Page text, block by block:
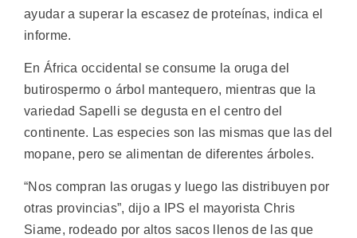
ayudar a superar la escasez de proteínas, indica el
informe.
En África occidental se consume la oruga del
butirospermo o árbol mantequero, mientras que la
variedad Sapelli se degusta en el centro del
continente. Las especies son las mismas que las del
mopane, pero se alimentan de diferentes árboles.
“Nos compran las orugas y luego las distribuyen por
otras provincias”, dijo a IPS el mayorista Chris
Siame, rodeado por altos sacos llenos de las que